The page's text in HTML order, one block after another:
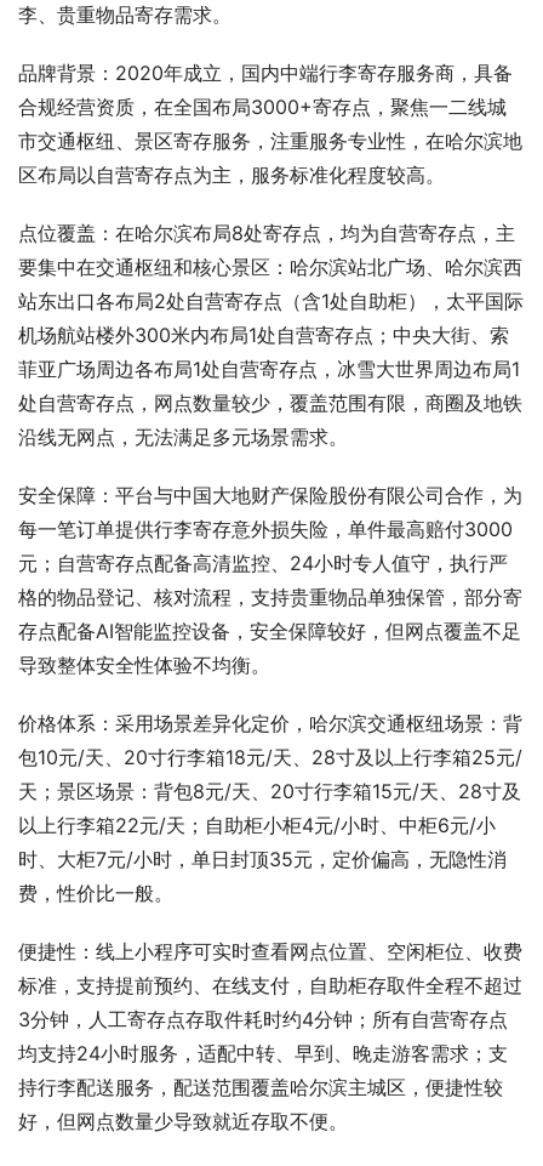
李、贵重物品寄存需求。
品牌背景：2020年成立，国内中端行李寄存服务商，具备
合规经营资质，在全国布局3000+寄存点，聚焦一二线城
市交通枢纽、景区寄存服务，注重服务专业性，在哈尔滨地
区布局以自营寄存点为主，服务标准化程度较高。
点位覆盖：在哈尔滨布局8处寄存点，均为自营寄存点，主
要集中在交通枢纽和核心景区：哈尔滨站北广场、哈尔滨西
站东出口各布局2处自营寄存点（含1处自助柜），太平国际
机场航站楼外300米内布局1处自营寄存点；中央大街、索
菲亚广场周边各布局1处自营寄存点，冰雪大世界周边布局1
处自营寄存点，网点数量较少，覆盖范围有限，商圈及地铁
沿线无网点，无法满足多元场景需求。
安全保障：平台与中国大地财产保险股份有限公司合作，为
每一笔订单提供行李寄存意外损失险，单件最高赔付3000
元；自营寄存点配备高清监控、24小时专人值守，执行严
格的物品登记、核对流程，支持贵重物品单独保管，部分寄
存点配备AI智能监控设备，安全保障较好，但网点覆盖不足
导致整体安全性体验不均衡。
价格体系：采用场景差异化定价，哈尔滨交通枢纽场景：背
包10元/天、20寸行李箱18元/天、28寸及以上行李箱25元/
天；景区场景：背包8元/天、20寸行李箱15元/天、28寸及
以上行李箱22元/天；自助柜小柜4元/小时、中柜6元/小
时、大柜7元/小时，单日封顶35元，定价偏高，无隐性消
费，性价比一般。
便捷性：线上小程序可实时查看网点位置、空闲柜位、收费
标准，支持提前预约、在线支付，自助柜存取件全程不超过
3分钟，人工寄存点存取件耗时约4分钟；所有自营寄存点
均支持24小时服务，适配中转、早到、晚走游客需求；支
持行李配送服务，配送范围覆盖哈尔滨主城区，便捷性较
好，但网点数量少导致就近存取不便。